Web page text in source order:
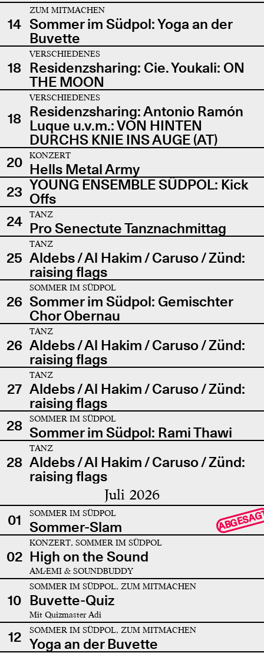
14
ZUM MITMACHEN
Sommer im Südpol: Yoga an der
Buvette
18
VERSCHIEDENES
Residenzsharing: Cie. Youkali: ON
THE MOON
18
VERSCHIEDENES
Residenzsharing: Antonio Ramón
Luque u.v.m.: VON HINTEN
DURCHS KNIE INS AUGE (AT)
20
KONZERT
Hells Metal Army
23 YOUNG ENSEMBLE SÜDPOL: Kick
Offs
24
TANZ
Pro Senectute Tanznachmittag
25
TANZ
Aldebs / Al Hakim / Caruso / Zünd:
raising flags
26
SOMMER IM SÜDPOL
Sommer im Südpol: Gemischter
Chor Obernau
26
TANZ
Aldebs / Al Hakim / Caruso / Zünd:
raising flags
27
TANZ
Aldebs / Al Hakim / Caruso / Zünd:
raising flags
28
SOMMER IM SÜDPOL
Sommer im Südpol: Rami Thawi
28
TANZ
Aldebs / Al Hakim / Caruso / Zünd:
raising flags
Juli 2026
01 SOMMER IM SÜDPOL
Sommer-Slam
02
KONZERT, SOMMER IM SÜDPOL
High on the Sound
AMÆMI & SOUNDBUDDY
10
SOMMER IM SÜDPOL, ZUM MITMACHEN
Buvette-Quiz
Mit Quizmaster Adi
12 SOMMER IM SÜDPOL, ZUM MITMACHEN
Yoga an der Buvette